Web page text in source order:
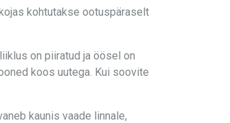
kohtutakse ootuspäraselt
on piiratud ja öösel on
koos uutega. Kui soovite
kaunis vaade linnale,